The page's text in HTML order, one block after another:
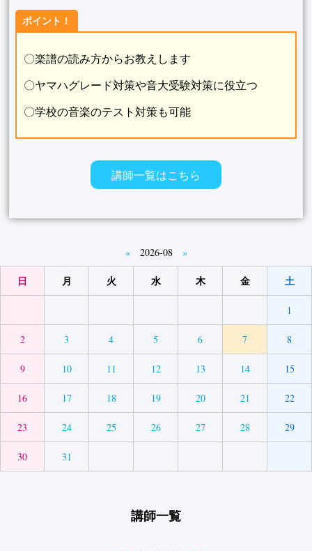
ポイント！
〇楽譜の読み方からお教えします
〇ヤマハグレード対策や音大受験対策に役立つ
〇学校の音楽のテスト対策も可能
講師一覧はこちら
« 2026-08 »
日 月 火 水 木 金 土
1
2 3 4 5 6 7 8
9 10 11 12 13 14 15
16 17 18 19 20 21 22
23 24 25 26 27 28 29
30 31
講師一覧